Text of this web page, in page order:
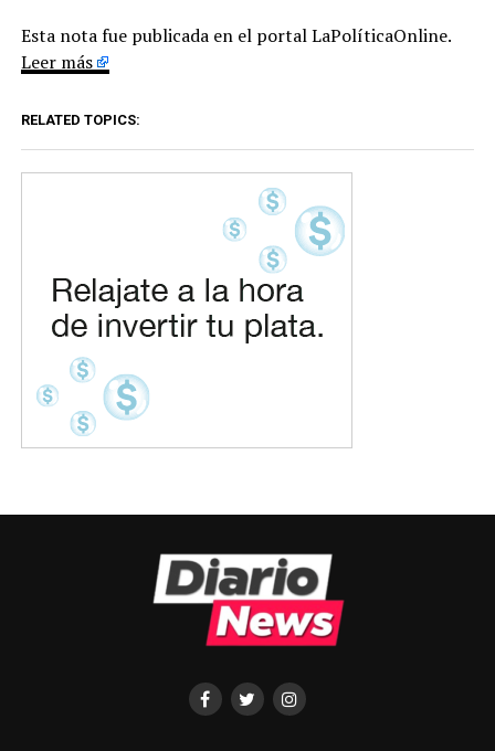
Esta nota fue publicada en el portal LaPolíticaOnline.
Leer más
RELATED TOPICS: